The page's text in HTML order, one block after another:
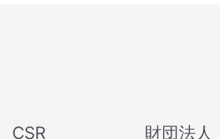
CSR
財団法人